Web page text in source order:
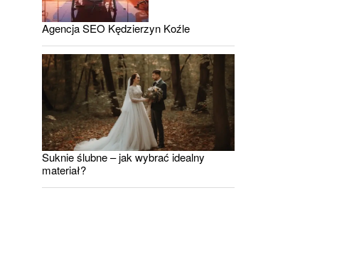
Agencja SEO Kędzierzyn Koźle
Suknie ślubne – jak wybrać idealny
materiał?